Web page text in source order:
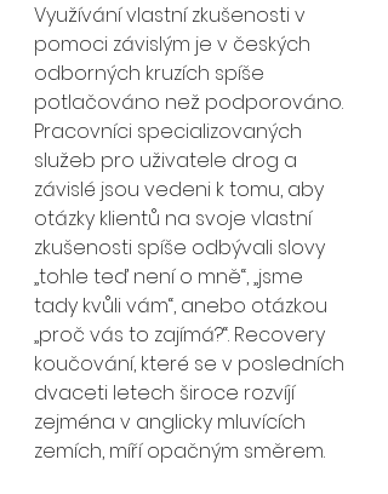
Využívání vlastní zkušenosti v
pomoci závislým je v českých
odborných kruzích spíše
potlačováno než podporováno.
Pracovníci specializovaných
služeb pro uživatele drog a
závislé jsou vedeni k tomu, aby
otázky klientů na svoje vlastní
zkušenosti spíše odbývali slovy
„tohle teď není o mně“, „jsme
tady kvůli vám“, anebo otázkou
„proč vás to zajímá?“. Recovery
koučování, které se v posledních
dvaceti letech široce rozvíjí
zejména v anglicky mluvících
zemích, míří opačným směrem.